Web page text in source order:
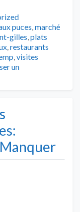
puces,marché
gilles,plats
,restaurants
,visites
un